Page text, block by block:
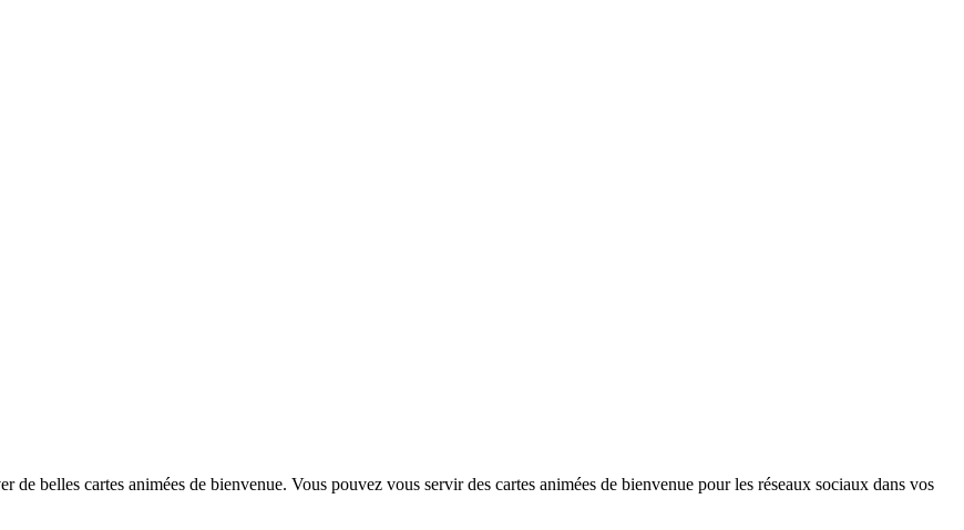
de belles cartes animées de bienvenue. Vous pouvez vous servir des cartes animées de bienvenue pour les réseaux sociaux dans vos